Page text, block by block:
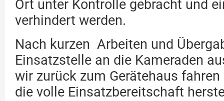
Ort unter Kontrolle gebracht und
verhindert werden.
Nach kurzen Arbeiten und
Einsatzstelle an die Kameraden
wir zurück zum Gerätehaus
die volle Einsatzbereitschaft